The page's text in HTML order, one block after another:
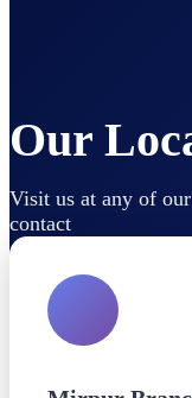
Our
Visit us at any of
contact